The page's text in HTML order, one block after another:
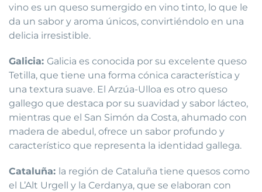
vino es un queso sumergido en vino tinto, lo que le
da un sabor y aroma únicos, convirtiéndolo en una
delicia irresistible.
Galicia: Galicia es conocida por su excelente queso
Tetilla, que tiene una forma cónica característica y
una textura suave. El Arzúa-Ulloa es otro queso
gallego que destaca por su suavidad y sabor lácteo,
mientras que el San Simón da Costa, ahumado con
madera de abedul, ofrece un sabor profundo y
característico que representa la identidad gallega.
Cataluña: la región de Cataluña tiene quesos como
el L’Alt Urgell y la Cerdanya, que se elaboran con